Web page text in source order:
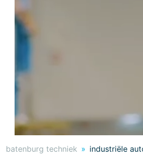
batenburg techniek industriële